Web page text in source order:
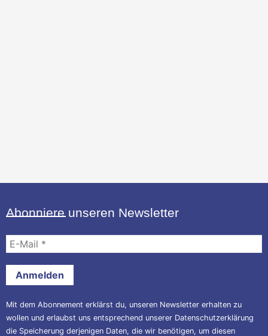
Abonniere unseren Newsletter
Mail
Mit dem Abonnement erklärst du, unseren Newsletter erhalten zu
wollen und erlaubst uns entsprechend unserer Datenschutzerklärung
die Speicherung derjenigen Daten, die wir benötigen, um diesen